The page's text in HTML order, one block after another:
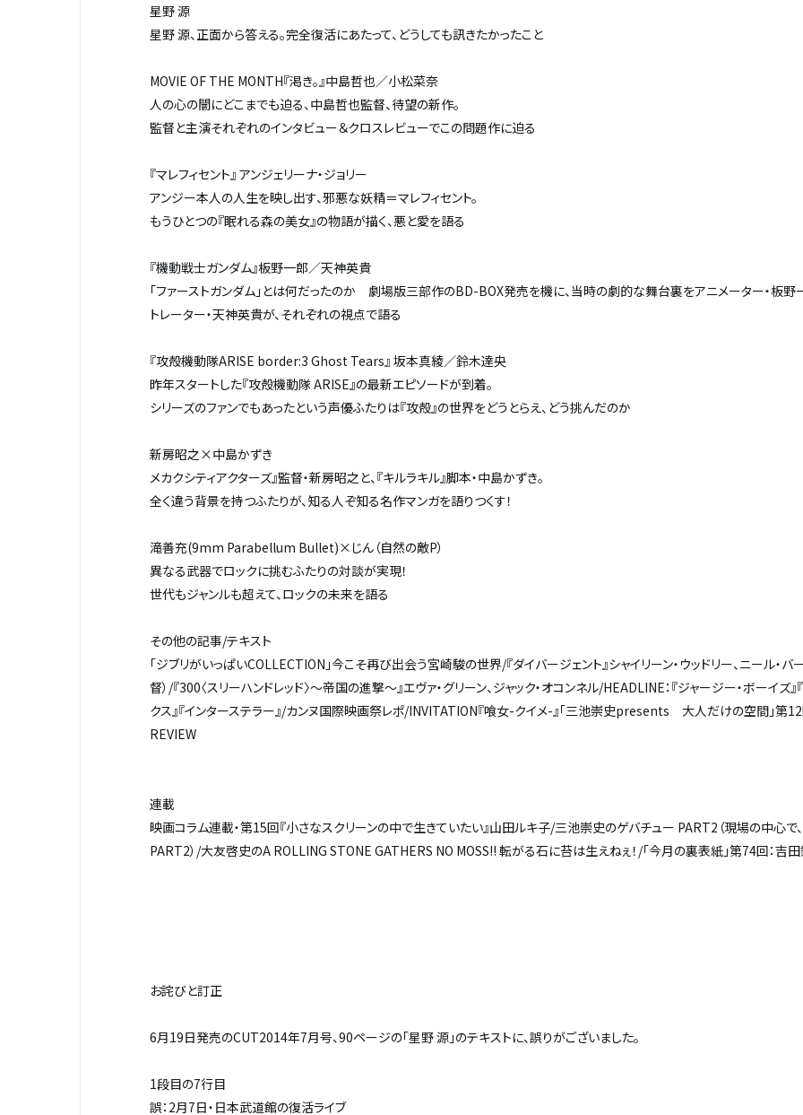
星野 源
星野 源、正面から答える。完全復活にあたって、どうしても訊きたかったこと
MOVIE OF THE MONTH『渇き。』中島哲也／小松菜奈
人の心の闇にどこまでも迫る、中島哲也監督、待望の新作。
監督と主演それぞれのインタビュー＆クロスレビューでこの問題作に迫る
『マレフィセント』 アンジェリーナ・ジョリー
アンジー本人の人生を映し出す、邪悪な妖精＝マレフィセント。
もうひとつの『眠れる森の美女』の物語が描く、悪と愛を語る
『機動戦士ガンダム』板野一郎／天神英貴
「ファーストガンダム」とは何だったのか―― 劇場版三部作のBD-BOX発売を機に、当時の劇的な舞台裏をアニメーター・板野
トレーター・天神英貴が、それぞれの視点で語る
『攻殻機動隊ARISE border:3 Ghost Tears』 坂本真綾／鈴木達央
昨年スタートした『攻殻機動隊 ARISE』の最新エピソードが到着。
シリーズのファンでもあったという声優ふたりは『攻殻』の世界をどうとらえ、どう挑んだのか
新房昭之×中島かずき
メカクシティアクターズ』監督・新房昭之と、『キルラキル』脚本・中島かずき。
全く違う背景を持つふたりが、知る人ぞ知る名作マンガを語りつくす！
滝善充(9mm Parabellum Bullet)×じん（自然の敵P）
異なる武器でロックに挑むふたりの対談が実現！
世代もジャンルも超えて、ロックの未来を語る
その他の記事/テキスト
「ジブリがいっぱいCOLLECTION」今こそ再び出会う宮崎駿の世界/『ダイバージェント』シャイリーン・ウッドリー、ニール・バ
督）/『300〈スリーハンドレッド〉～帝国の進撃～』エヴァ・グリーン、ジャック・オコンネル/HEADLINE：『ジャージー・ボーイズ』
クス』『インターステラー』/カンヌ国際映画祭レポ/INVITATION『喰女-クイメ-』「三池崇史presents 大人だけの空間」第
REVIEW
連載
映画コラム連載・第15回『小さなスクリーンの中で生きていたい』山田ルキ子/三池崇史のゲバチュー PART2（現場の中心で
PART2）/大友啓史のA ROLLING STONE GATHERS NO MOSS!! 転がる石に苔は生えねぇ！/「今月の裏表紙」第74回：吉
お詫びと訂正
6月19日発売のCUT2014年7月号、90ページの「星野 源」のテキストに、誤りがございました。
1段目の7行目
誤：2月7日・日本武道館の復活ライブ